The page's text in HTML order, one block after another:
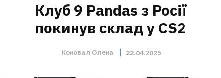
Клуб 9 Pandas з Росії
покинув склад у CS2
Коновал Олена 22.04.2025